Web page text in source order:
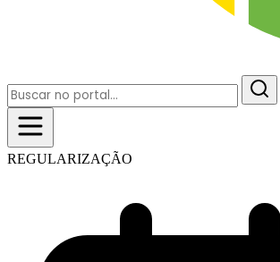
REGULARIZAÇÃO